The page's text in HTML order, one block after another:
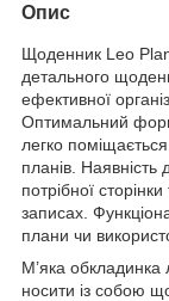
Опис
Щоденник Leo
детального
ефективної
Оптимальний
легко
планів. Наявність
потрібної
записах.
плани чи
М’яка обкладинка
носити із собою